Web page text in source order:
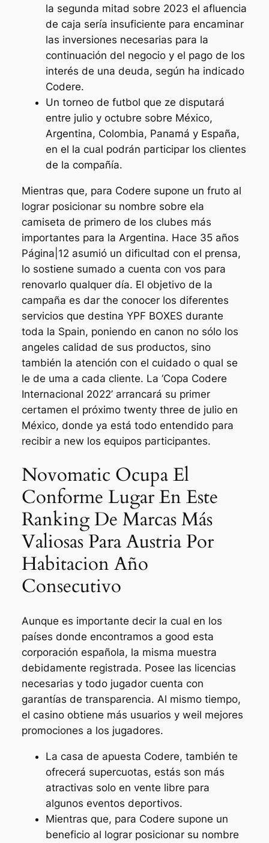
la segunda mitad sobre 2023 el afluencia
de caja sería insuficiente para encaminar
las inversiones necesarias para la
continuación del negocio y el pago de los
interés de una deuda, según ha indicado
Codere.
Un torneo de futbol que ze disputará
entre julio y octubre sobre México,
Argentina, Colombia, Panamá y España,
en el la cual podrán participar los clientes
de la compañía.
Mientras que, para Codere supone un fruto al
lograr posicionar su nombre sobre ela
camiseta de primero de los clubes más
importantes para la Argentina. Hace 35 años
Página|12 asumió un dificultad con el prensa,
lo sostiene sumado a cuenta con vos para
renovarlo qualquer día. El objetivo de la
campaña es dar the conocer los diferentes
servicios que destina YPF BOXES durante
toda la Spain, poniendo en canon no sólo los
angeles calidad de sus productos, sino
también la atención con el cuidado o qual se
le de uma a cada cliente. La ‘Copa Codere
Internacional 2022’ arrancará su primer
certamen el próximo twenty three de julio en
México, donde ya está todo entendido para
recibir a new los equipos participantes.
Novomatic Ocupa El
Conforme Lugar En Este
Ranking De Marcas Más
Valiosas Para Austria Por
Habitacion Año
Consecutivo
Aunque es importante decir la cual en los
países donde encontramos a good esta
corporación española, la misma muestra
debidamente registrada. Posee las licencias
necesarias y todo jugador cuenta con
garantías de transparencia. Al mismo tiempo,
el casino obtiene más usuarios y weil mejores
promociones a los jugadores.
La casa de apuesta Codere, también te
ofrecerá supercuotas, estás son más
atractivas solo en vente libre para
algunos eventos deportivos.
Mientras que, para Codere supone un
beneficio al lograr posicionar su nombre